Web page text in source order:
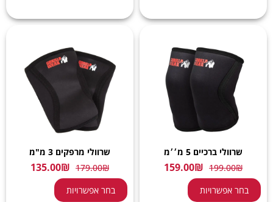
שרוולי ברכיים 5 מ׳׳מ
199.00₪
159.00₪
בחר אפשרויות
שרוולי מרפקים 3 מ"מ
179.00₪
135.00₪
בחר אפשרויות